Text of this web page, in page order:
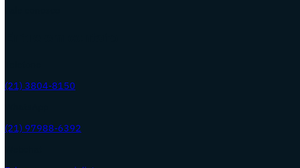
(21) 3804-8150
(21) 97988-6392